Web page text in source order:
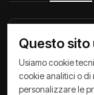
Raccontiamo di
Privacy Policy
Questo sito
Usiamo cookie
cookie analitici o di
personalizzare le